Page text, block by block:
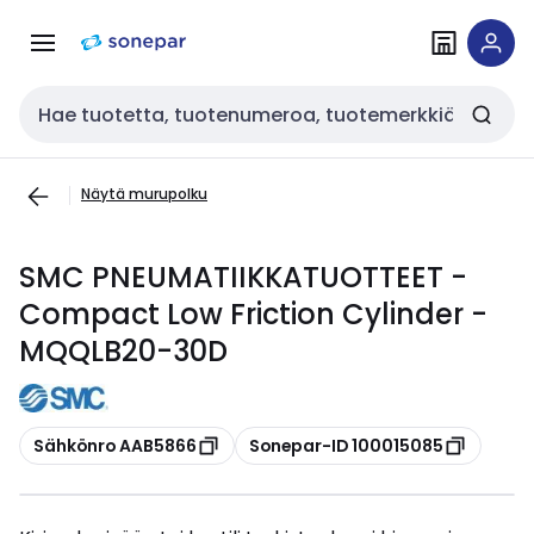
navigointiinsisältöön
Haku
Näytä murupolku
SMC PNEUMATIIKKATUOTTEET -
Compact Low Friction Cylinder -
MQQLB20-30D
Kopioi
Sähkönro AAB5866 Kopioi
Sonepar-ID 100015085